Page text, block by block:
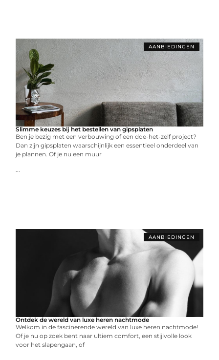
AANBIEDINGEN
Slimme keuzes bij het bestellen van gipsplaten
Ben je bezig met een verbouwing of een doe-het-zelf project?
Dan zijn gipsplaten waarschijnlijk een essentieel onderdeel van
je plannen. Of je nu een muur
...
AANBIEDINGEN
Ontdek de wereld van luxe heren nachtmode
Welkom in de fascinerende wereld van luxe heren nachtmode!
Of je nu op zoek bent naar ultiem comfort, een stijlvolle look
voor het slapengaan, of